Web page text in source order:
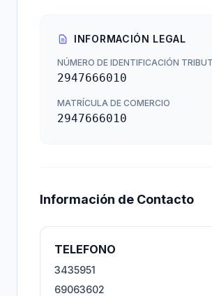
INFORMACIÓN LEGAL
NÚMERO DE IDENTIFICACIÓN
2947666010
MATRÍCULA DE COMERCIO
2947666010
Información de Contacto
TELEFONO
3435951
69063602